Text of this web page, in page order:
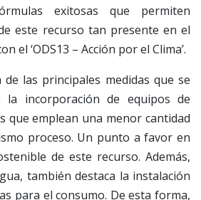
exitosas que permiten
este recurso tan presente en el
el ‘ODS13 – Acción por el Clima’.
las principales medidas que se
la incorporación de equipos de
que emplean una menor cantidad
proceso. Un punto a favor en
de este recurso. Además,
también destaca la instalación
para el consumo. De esta forma,